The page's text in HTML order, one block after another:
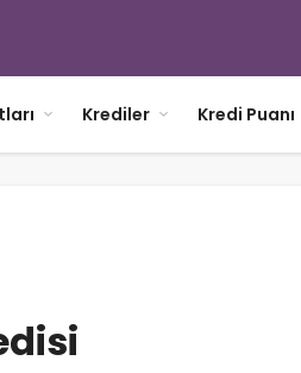
Krediler Kredi Puanı